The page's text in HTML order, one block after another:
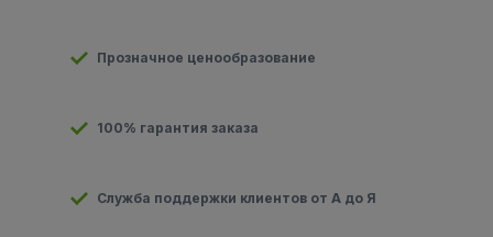
Прозначное ценообразование
100% гарантия заказа
Служба поддержки клиентов от А до Я